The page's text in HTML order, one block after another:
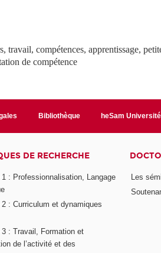
travail, compétences, apprentissage,
de compétence
Bibliothèque heSam Université
DE RECHERCHE
: Professionnalisation, Langage
: Curriculum et dynamiques
: Travail, Formation et
de l’activité et des
Les